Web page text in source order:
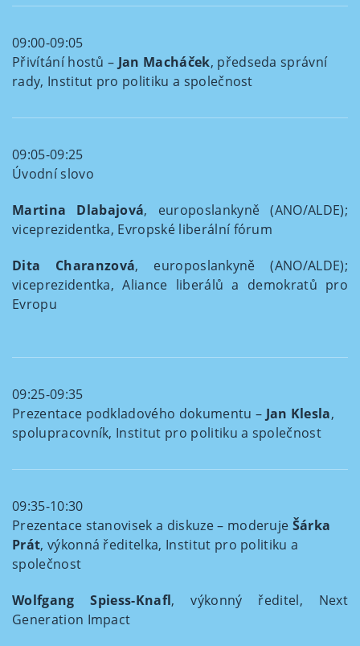
09:00-09:05
Přivítání hostů – Jan Macháček, předseda správní
rady, Institut pro politiku a společnost
09:05-09:25
Úvodní slovo
Martina Dlabajová, europoslankyně (ANO/ALDE);
viceprezidentka, Evropské liberální fórum
Dita Charanzová, europoslankyně (ANO/ALDE);
viceprezidentka, Aliance liberálů a demokratů pro
Evropu
09:25-09:35
Prezentace podkladového dokumentu – Jan Klesla,
spolupracovník, Institut pro politiku a společnost
09:35-10:30
Prezentace stanovisek a diskuze – moderuje Šárka
Prát, výkonná ředitelka, Institut pro politiku a
společnost
Wolfgang Spiess-Knafl, výkonný ředitel, Next
Generation Impact